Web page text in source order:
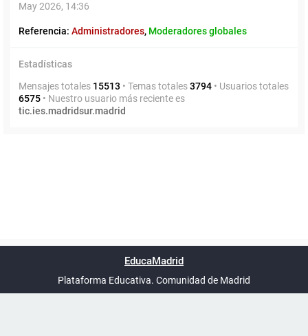
May 2026, 14:36
Referencia: Administradores, Moderadores globales
Estadísticas
Mensajes totales 15513 • Temas totales3794 • Usuarios totales
6575 • Nuestro usuario más reciente es
tic.ies.madridsur.madrid
UTC+02:00
phpBB España
EducaMadrid
Plataforma Educativa. Comunidad de Madrid